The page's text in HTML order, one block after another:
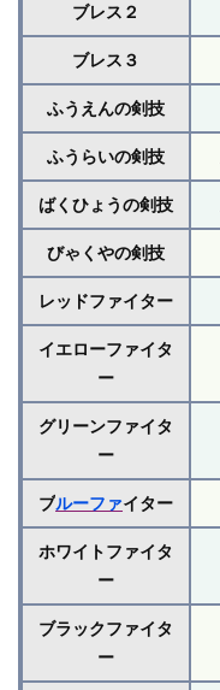
ブレス２
ブレス３
ふうえんの剣技
ふうらいの剣技
ばくひょうの剣技
びゃくやの剣技
レッドファイター
イエローファイタ
ー
グリーンファイタ
ー
ブルーファイター
ホワイトファイタ
ー
ブラックファイタ
ー